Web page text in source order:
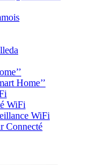
Home’’
WiFi
WiFi
Connecté